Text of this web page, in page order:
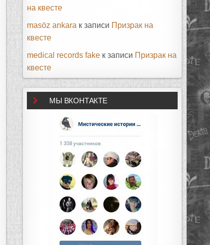
на квесте
masöz ankara к записи Призрак на
квесте
medical records fake к записи Призрак на
квесте
МЫ ВКОНТАКТЕ